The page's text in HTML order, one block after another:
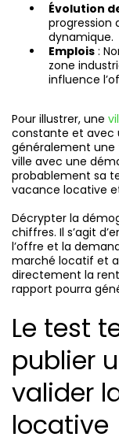
Évolution
progression
dynamique.
Emplois :
zone
influence
Pour illustrer, une
constante et avec
généralement une
ville avec une
probablement sa
vacance locative
Décrypter la
chiffres. Il s’agit
l’offre et la
marché locatif et
directement la
rapport pourra
Le test
publier
valider
locative